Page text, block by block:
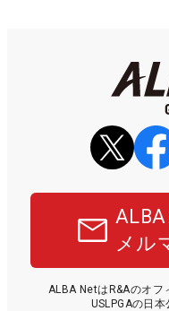
メル
ALBA NetはR&Aのオフ
USLPGAの日